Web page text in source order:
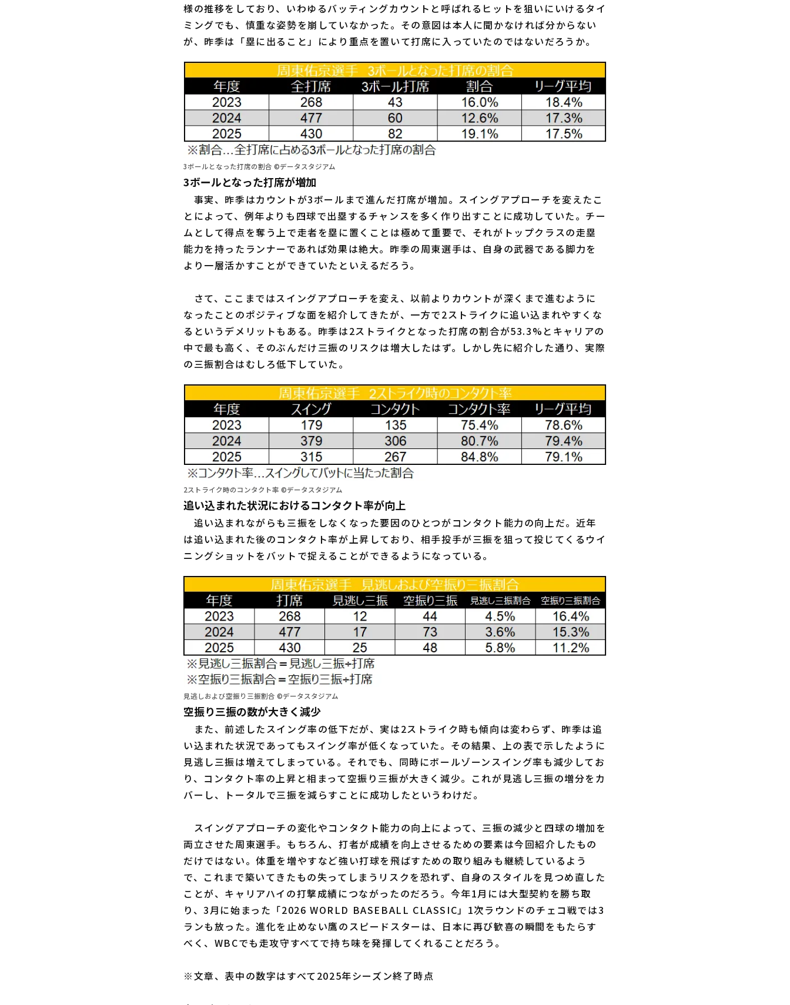
様の推移をしており、いわゆるバッティングカウントと呼ばれるヒットを狙いにいけるタイ
ミングでも、慎重な姿勢を崩していなかった。その意図は本人に聞かなければ分からない
が、昨季は「塁に出ること」により重点を置いて打席に入っていたのではないだろうか。
3ボールとなった打席の割合 ©データスタジアム
3ボールとなった打席が増加
事実、昨季はカウントが3ボールまで進んだ打席が増加。スイングアプローチを変えたこ
とによって、例年よりも四球で出塁するチャンスを多く作り出すことに成功していた。チー
ムとして得点を奪う上で走者を塁に置くことは極めて重要で、それがトップクラスの走塁
能力を持ったランナーであれば効果は絶大。昨季の周東選手は、自身の武器である脚力を
より一層活かすことができていたといえるだろう。
さて、ここまではスイングアプローチを変え、以前よりカウントが深くまで進むように
なったことのポジティブな面を紹介してきたが、一方で2ストライクに追い込まれやすくな
るというデメリットもある。昨季は2ストライクとなった打席の割合が53.3%とキャリアの
中で最も高く、そのぶんだけ三振のリスクは増大したはず。しかし先に紹介した通り、実際
の三振割合はむしろ低下していた。
2ストライク時のコンタクト率 ©データスタジアム
追い込まれた状況におけるコンタクト率が向上
追い込まれながらも三振をしなくなった要因のひとつがコンタクト能力の向上だ。近年
は追い込まれた後のコンタクト率が上昇しており、相手投手が三振を狙って投じてくるウイ
ニングショットをバットで捉えることができるようになっている。
見逃しおよび空振り三振割合 ©データスタジアム
空振り三振の数が大きく減少
また、前述したスイング率の低下だが、実は2ストライク時も傾向は変わらず、昨季は追
い込まれた状況であってもスイング率が低くなっていた。その結果、上の表で示したように
見逃し三振は増えてしまっている。それでも、同時にボールゾーンスイング率も減少してお
り、コンタクト率の上昇と相まって空振り三振が大きく減少。これが見逃し三振の増分をカ
バーし、トータルで三振を減らすことに成功したというわけだ。
スイングアプローチの変化やコンタクト能力の向上によって、三振の減少と四球の増加を
両立させた周東選手。もちろん、打者が成績を向上させるための要素は今回紹介したもの
だけではない。体重を増やすなど強い打球を飛ばすための取り組みも継続しているよう
で、これまで築いてきたもの失ってしまうリスクを恐れず、自身のスタイルを見つめ直した
ことが、キャリアハイの打撃成績につながったのだろう。今年1月には大型契約を勝ち取
り、3月に始まった「2026 WORLD BASEBALL CLASSIC」1次ラウンドのチェコ戦では3
ランも放った。進化を止めない鷹のスピードスターは、日本に再び歓喜の瞬間をもたらす
べく、WBCでも走攻守すべてで持ち味を発揮してくれることだろう。
※文章、表中の数字はすべて2025年シーズン終了時点